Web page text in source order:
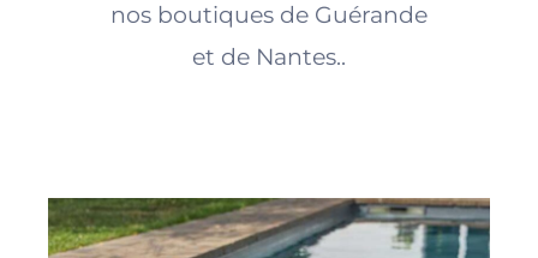
nos boutiques de Guérande
et de Nantes..